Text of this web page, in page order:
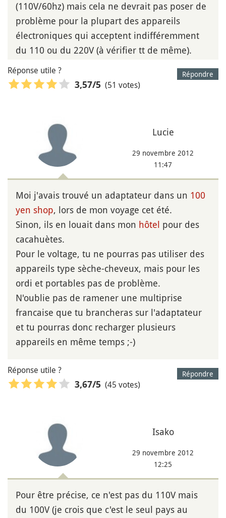
(110V/60hz) mais cela ne devrait pas poser de
problème pour la plupart des appareils
électroniques qui acceptent indifféremment
du 110 ou du 220V (à vérifier tt de même).
Répondre
Réponse utile ?
3,57/5 (51 votes)
Lucie
29 novembre 2012
11:47
Moi j'avais trouvé un adaptateur dans un 100
yen shop, lors de mon voyage cet été.
Sinon, ils en louait dans mon hôtel pour des
cacahuètes.
Pour le voltage, tu ne pourras pas utiliser des
appareils type sèche-cheveux, mais pour les
ordi et portables pas de problème.
N'oublie pas de ramener une multiprise
francaise que tu brancheras sur l'adaptateur
et tu pourras donc recharger plusieurs
appareils en même temps ;-)
Répondre
Réponse utile ?
3,67/5 (45 votes)
Isako
29 novembre 2012
12:25
Pour être précise, ce n'est pas du 110V mais
du 100V (je crois que c'est le seul pays au